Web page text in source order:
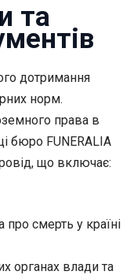
та
дотримання
норм.
права в
бюро FUNERALIA
що включає:
смерть у країні
органах влади та